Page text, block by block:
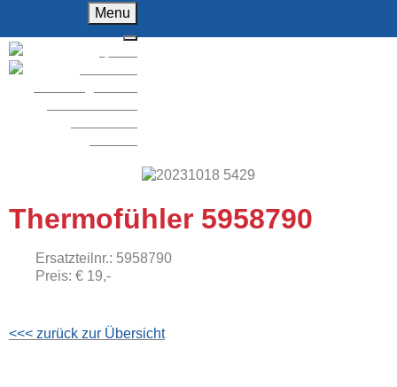
Menu
Thermofühler 5958790
Ersatzteilnr.: 5958790
Preis: € 19,-